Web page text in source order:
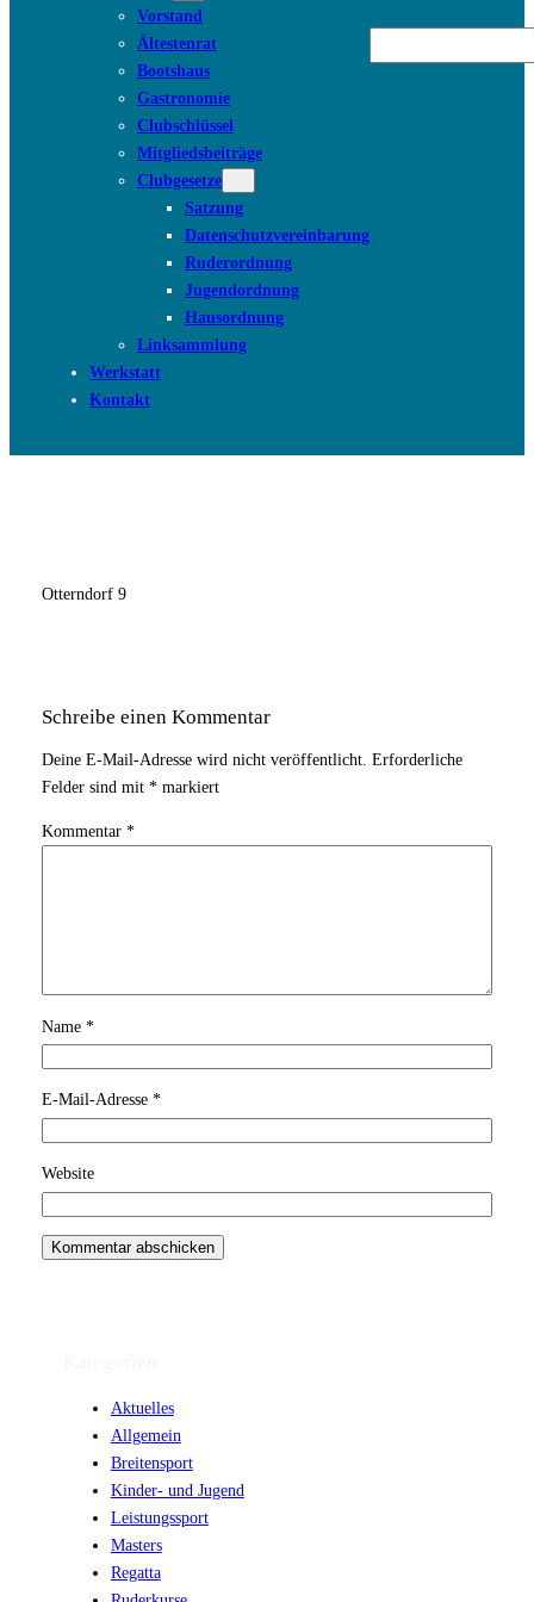
Vorstand
Ältestenrat
Bootshaus
Gastronomie
Clubschlüssel
Mitgliedsbeiträge
Clubgesetze
Satzung
Datenschutzvereinbarung
Ruderordnung
Jugendordnung
Hausordnung
Linksammlung
Werkstatt
Kontakt
Otterndorf 9
Schreibe einen Kommentar
Deine E-Mail-Adresse wird nicht veröffentlicht. Erforderliche
Felder sind mit *markiert
Kommentar *
Name *
E-Mail-Adresse *
Website
Aktuelles
Allgemein
Breitensport
Kinder- und Jugend
Leistungssport
Masters
Regatta